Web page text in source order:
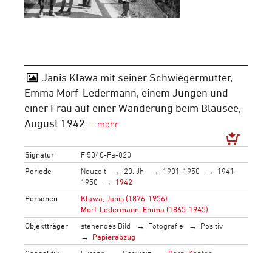
Janis Klawa mit seiner Schwiegermutter,
Emma Morf-Ledermann, einem Jungen und
einer Frau auf einer Wanderung beim Blausee,
August 1942
Signatur
F 5040-Fa-020
Periode
Neuzeit 20. Jh. 1901-1950
1941-
1950
1942
Personen
Klawa, Janis (1876-1956)
Morf-Ledermann, Emma (1865-1945)
Objektträger
stehendes Bild Fotografie
Positiv
Papierabzug